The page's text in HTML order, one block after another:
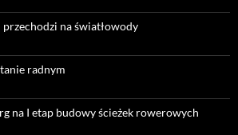
na światłowody
radnym
na I etap budowy ścieżek rowerowych